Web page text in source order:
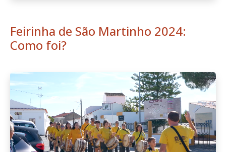
Feirinha de São Martinho 2024:
Como foi?